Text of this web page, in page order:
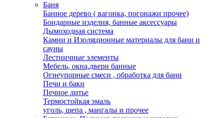
Баня
Банное дерево ( вагонка, погонажи прочее)
Бондарные изделия, банные аксессуары
Дымоходная система
Камни и Изоляционные материалы для бани и
сауны
Лестничные элементы
Мебель, окна,двери банные
Огнеупорные смеси , обработка для бани
Печи и баки
Печное литье
Термостойкая эмаль
уголь, щепа , мангалы и прочее